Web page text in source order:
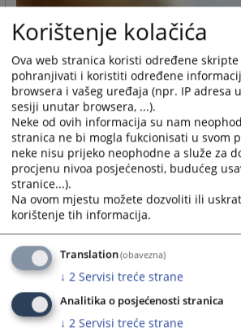
Korištenje kolačića
Ova web stranica koristi određene skripte
pohranjivati i koristiti određene
browsera i vašeg uređaja (npr. IP adresa
sesiji unutar browsera, ...).
Neke od ovih informacija su nam
stranica ne bi mogla fukcionisati u svom
neke nisu prijeko neophodne a služe za
procjenu nivoa posjećenosti, budućeg
stranice...).
Na ovom mjestu možete dozvoliti ili
korištenje tih informacija.
Translation(obavezna)
↓ 2 Servisi treće strane
Analitika o posjećenosti stranica
↓ 2 Servisi treće strane